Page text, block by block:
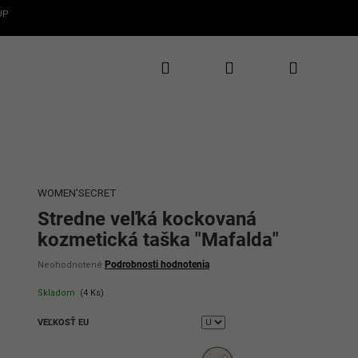
Prihlásenie
Priemerné
produktu
je
z
Neohodnotené Podrobnosti hodnotenia
Stredne veľká kockovaná
kozmetická taška "Mafalda"
WOMEN'SECRET
VEĽKOSŤ EU
Skladom (4 Ks)
✕
ponuky